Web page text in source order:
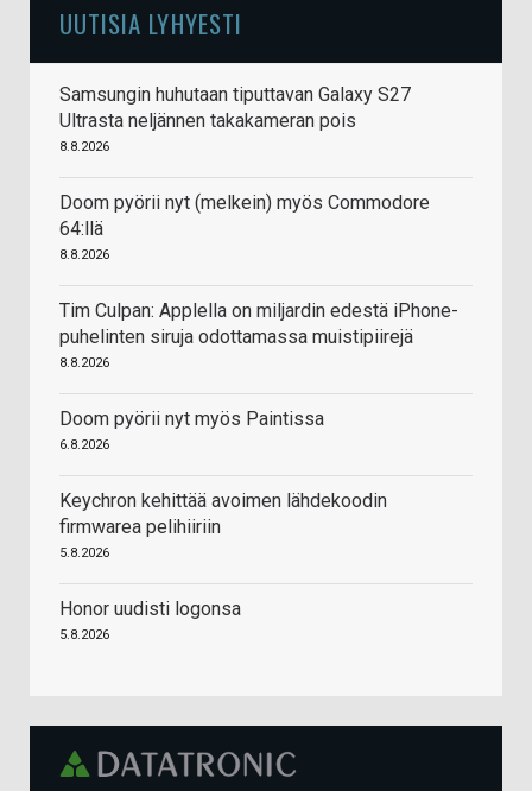
UUTISIA LYHYESTI
Samsungin huhutaan tiputtavan Galaxy S27
Ultrasta neljännen takakameran pois
8.8.2026
Doom pyörii nyt (melkein) myös Commodore
64:llä
8.8.2026
Tim Culpan: Applella on miljardin edestä iPhone-
puhelinten siruja odottamassa muistipiirejä
8.8.2026
Doom pyörii nyt myös Paintissa
6.8.2026
Keychron kehittää avoimen lähdekoodin
firmwarea pelihiiriin
5.8.2026
Honor uudisti logonsa
5.8.2026